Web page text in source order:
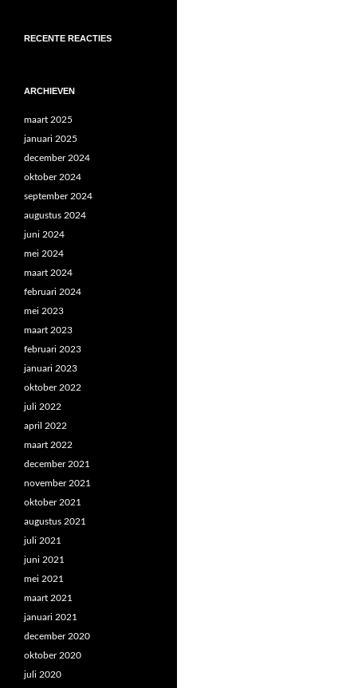
RECENTE REACTIES
ARCHIEVEN
maart 2025
januari 2025
december 2024
oktober 2024
september 2024
augustus 2024
juni 2024
mei 2024
maart 2024
februari 2024
mei 2023
maart 2023
februari 2023
januari 2023
oktober 2022
juli 2022
april 2022
maart 2022
december 2021
november 2021
oktober 2021
augustus 2021
juli 2021
juni 2021
mei 2021
maart 2021
januari 2021
december 2020
oktober 2020
juli 2020